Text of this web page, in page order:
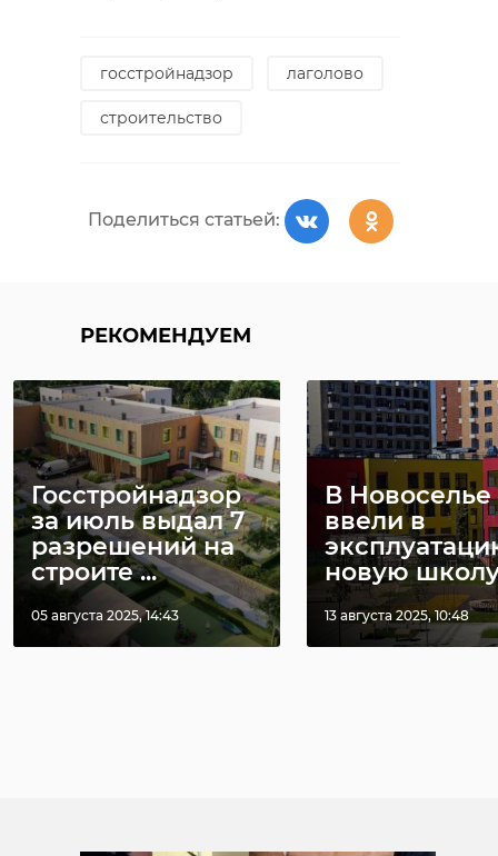
госстройнадзор лаголово
строительство
Поделиться статьей:
РЕКОМЕНДУЕМ
Госстройнадзор
за июль выдал 7
разрешений на
строите ...
05 августа 2025, 14:43
В Новоселье
ввели в
новую
13 августа 2025, 10:48